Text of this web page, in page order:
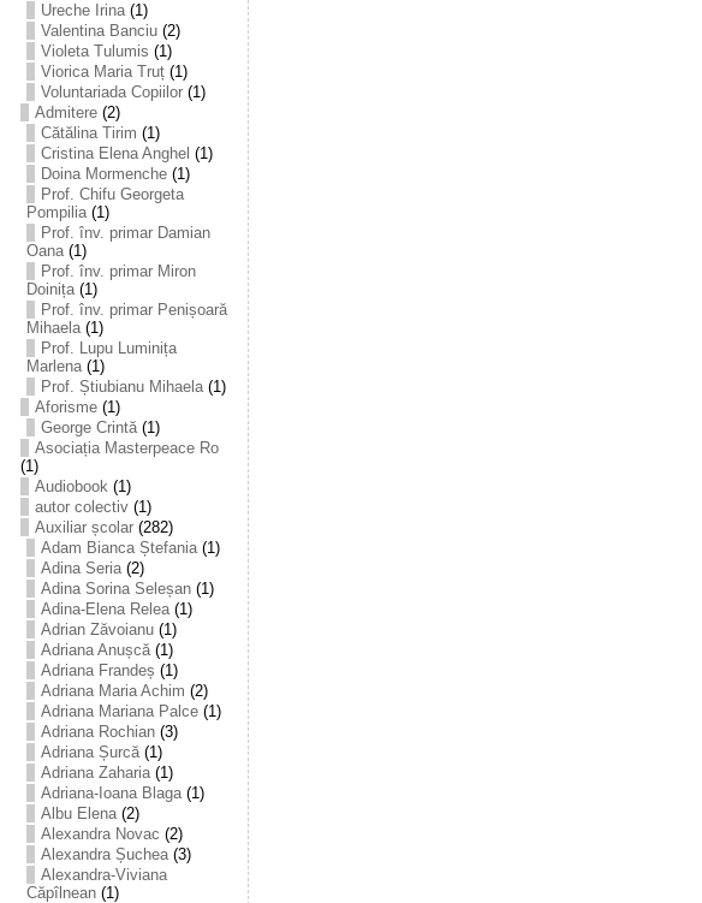
Ureche Irina(1)
Valentina Banciu(2)
Violeta Tulumis (1)
Viorica Maria Truț(1)
Voluntariada Copiilor(1)
Admitere(2)
Cătălina Tirim (1)
Cristina Elena Anghel (1)
Doina Mormenche(1)
Prof. Chifu Georgeta
Pompilia(1)
Prof. înv. primar Damian
Oana(1)
Prof. înv. primar Miron
Doinița(1)
Prof. înv. primar Penișoară
Mihaela(1)
Prof. Lupu Luminița
Marlena(1)
Prof. Știubianu Mihaela(1)
Aforisme(1)
George Crintă(1)
Asociația Masterpeace Ro
(1)
Audiobook(1)
autor colectiv(1)
Auxiliar școlar(282)
Adam Bianca Ștefania(1)
Adina Seria(2)
Adina Sorina Seleșan(1)
Adina-Elena Relea(1)
Adrian Zăvoianu(1)
Adriana Anușcă(1)
Adriana Frandeș (1)
Adriana Maria Achim (2)
Adriana Mariana Palce(1)
Adriana Rochian(3)
Adriana Șurcă(1)
Adriana Zaharia(1)
Adriana-Ioana Blaga(1)
Albu Elena(2)
Alexandra Novac (2)
Alexandra Șuchea(3)
Alexandra-Viviana
Căpîlnean(1)